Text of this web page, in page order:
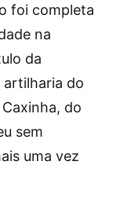
foi completa
na
da
artilharia do
do
sem
uma vez